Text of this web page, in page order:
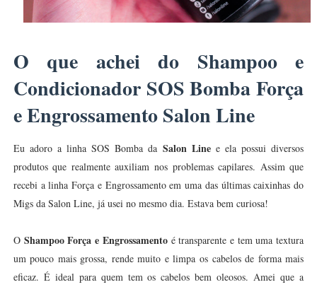
O que achei do Shampoo e
Condicionador SOS Bomba Força
e Engrossamento Salon Line
Eu adoro a linha SOS Bomba da Salon Linee ela possui diversos
produtos que realmente auxiliam nos problemas capilares. Assim que
recebi a linha Força e Engrossamento em uma das últimas caixinhas do
Migs da Salon Line, já usei no mesmo dia. Estava bem curiosa!
O Shampoo Força e Engrossamentoé transparente e tem uma textura
um pouco mais grossa, rende muito e limpa os cabelos de forma mais
eficaz. É ideal para quem tem os cabelos bem oleosos. Amei que a